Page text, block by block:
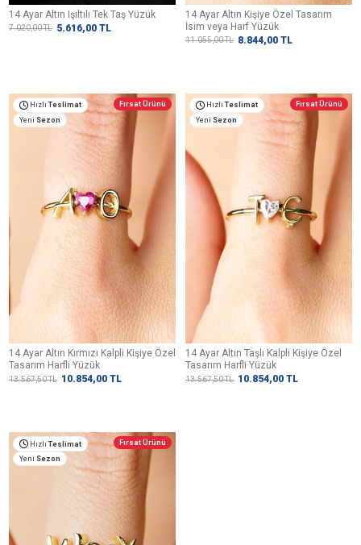
14 Ayar Altın Işıltılı Tek Taş Yüzük
7.020,00TL 5.616,00 TL
14 Ayar Altın Kişiye Özel Tasarım
İsim veya Harf Yüzük
11.055,00TL 8.844,00 TL
Hızlı Teslimat
Yeni Sezon
Fırsat Ürünü
14 Ayar Altın Kırmızı Kalpli Kişiye Özel
Tasarım Harfli Yüzük
13.567,50TL 10.854,00 TL
Hızlı Teslimat
Yeni Sezon
Fırsat Ürünü
14 Ayar Altın Taşlı Kalpli Kişiye Özel
Tasarım Harfli Yüzük
13.567,50TL 10.854,00 TL
Hızlı Teslimat
Yeni Sezon
Fırsat Ürünü